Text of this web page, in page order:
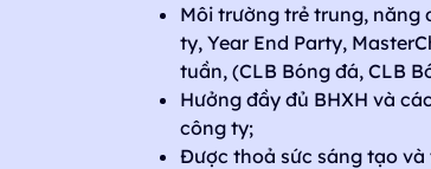
Môi trường trẻ trung, năng
ty, Year End Party,
tuần, (CLB Bóng đá, CLB
Hưởng đầy đủ BHXH và
công ty;
Được thoả sức sáng tạo